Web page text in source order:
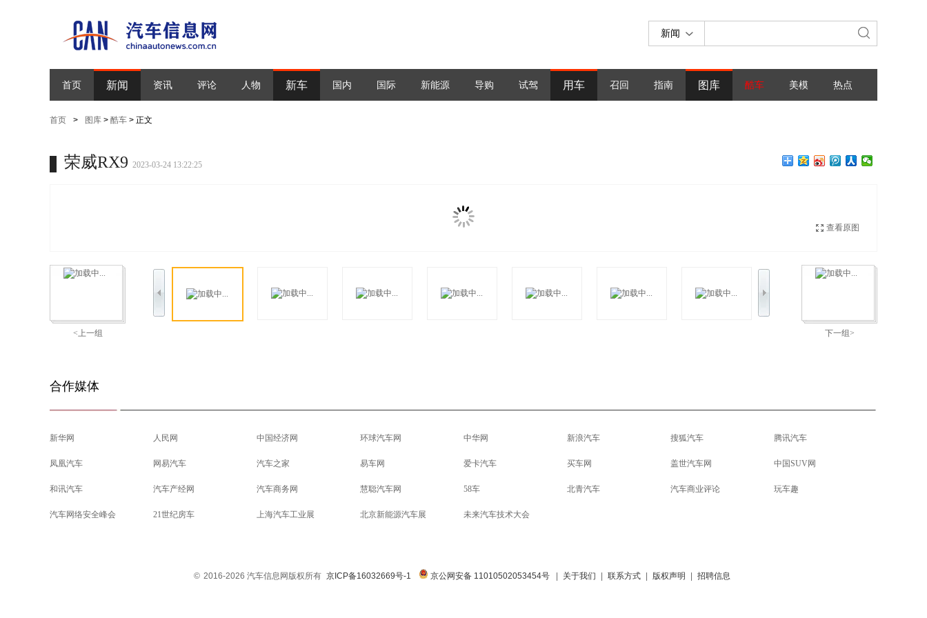
新闻
首页 新闻 资讯 评论 人物 新车 国内 国际 新能源 导购 试驾 用车 召回 指南 图库 酷车 美模 热点
首页 > 图库 > 酷车 > 正文
荣威RX9 2023-03-24 13:22:25
查看原图
<上一组 下一组>
合作媒体
新华网 人民网 中国经济网 环球汽车网 中华网 新浪汽车 搜狐汽车 腾讯汽车
凤凰汽车 网易汽车 汽车之家 易车网 爱卡汽车 买车网 盖世汽车网 中国SUV网
和讯汽车 汽车产经网 汽车商务网 慧聪汽车网 58车 北青汽车 汽车商业评论 玩车趣
汽车网络安全峰会 21世纪房车 上海汽车工业展 北京新能源汽车展 未来汽车技术大会
© 2016-2026 汽车信息网版权所有 京ICP备16032669号-1 京公网安备 11010502053454号 关于我们 联系方式 版权声明 招聘信息